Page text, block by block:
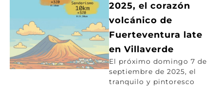
2025, el corazón
volcánico de
Fuerteventura late
en Villaverde
El próximo domingo 7 de
septiembre de 2025, el
tranquilo y pintoresco